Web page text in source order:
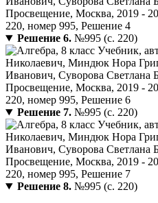
Решение 6.№995 (с. 220)
Решение 7.№995 (с. 220)
Решение 8.№995 (с. 220)